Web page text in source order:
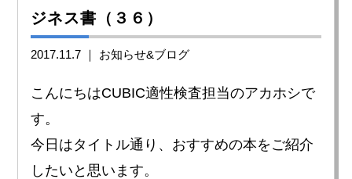
ジネス書（３６）
2017.11.7 ｜ お知らせ&ブログ
こんにちはCUBIC適性検査担当のアカホシで
す。
今日はタイトル通り、おすすめの本をご紹介
したいと思います。